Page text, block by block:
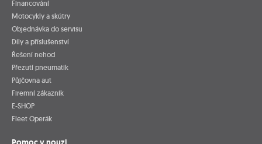
Financování
Motocykly a skútry
Objednávka do servisu
Díly a příslušenství
Řešení nehod
Přezutí pneumatik
Půjčovna aut
Firemní zákazník
E-SHOP
Fleet Operák